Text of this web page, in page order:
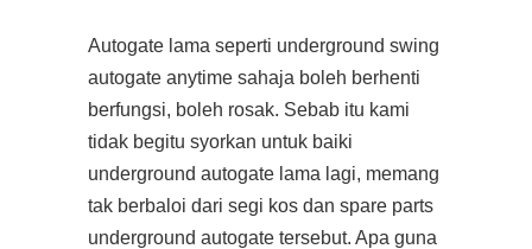
Autogate lama seperti underground swing
autogate anytime sahaja boleh berhenti
berfungsi, boleh rosak. Sebab itu kami
tidak begitu syorkan untuk baiki
underground autogate lama lagi, memang
tak berbaloi dari segi kos dan spare parts
underground autogate tersebut. Apa guna